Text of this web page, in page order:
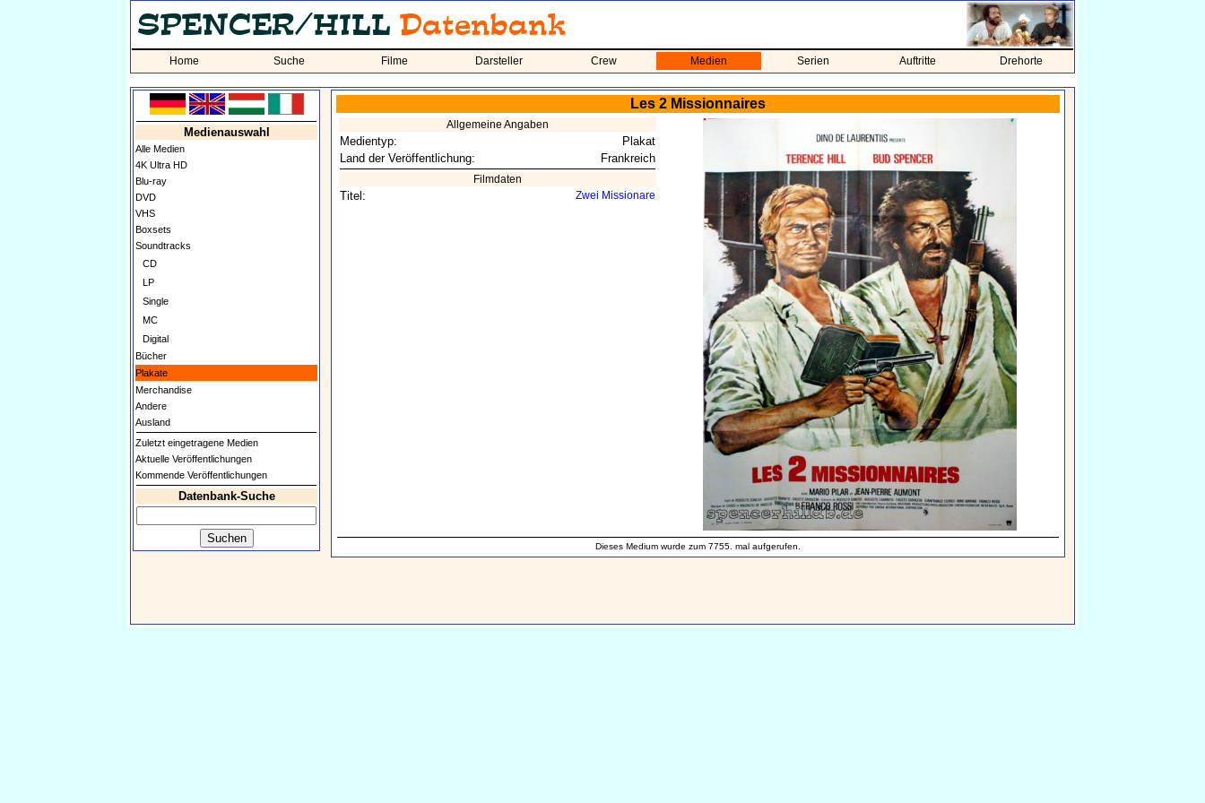
Home Suche Filme Darsteller Crew Medien Serien Auftritte Drehorte
Medienauswahl
Alle Medien
4K Ultra HD
Blu-ray
DVD
VHS
Boxsets
Soundtracks
CD
LP
Single
MC
Digital
Bücher
Plakate
Merchandise
Andere
Ausland
Zuletzt eingetragene Medien
Aktuelle Veröffentlichungen
Kommende Veröffentlichungen
Datenbank-Suche
Les 2 Missionnaires
Allgemeine Angaben
Medientyp:
Plakat
Land der Veröffentlichung:
Frankreich
Filmdaten
Titel: Zwei Missionare
Dieses Medium wurde zum 7755. mal aufgerufen.